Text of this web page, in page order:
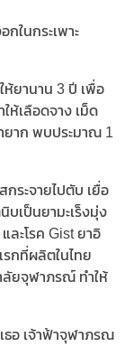
ในกระเพาะ
ห้ยานาน 3 ปี เพื่อ
ห้เลือดจาง เม็ด
ยาก พบประมาณ 1
กระจายไปตับ เยื่อ
บเป็นยามะเร็งมุ่ง
ละโรค Gist ยาอิ
รกที่ผลิตในไทย
ลัยจุฬาภรณ์ ทำให้
ธอ เจ้าฟ้าจุฬาภรณ